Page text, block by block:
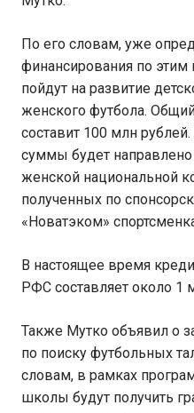
По его словам, уже
финансирования по этим
пойдут на развитие
женского футбола.
составит 100 млн
суммы будет
женской национальной
полученных по
«Новатэком»
В настоящее время
РФС составляет около 1
Также Мутко объявил о
по поиску футбольных
словам, в рамках
школы будут получить